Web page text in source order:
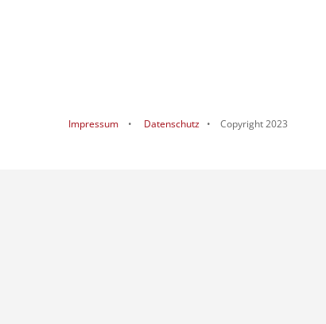
Impressum • Datenschutz • Copyright 2023